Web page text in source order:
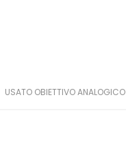
USATO OBIETTIVO ANALOGICO